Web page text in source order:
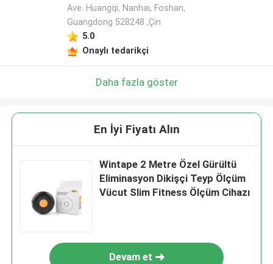
Ave. Huangqi, Nanhai, Foshan,
Guangdong 528248 ,Çin
5.0
Onaylı tedarikçi
Daha fazla göster
En İyi Fiyatı Alın
Wintape 2 Metre Özel Gürültü
Eliminasyon Dikişçi Teyp Ölçüm
Vücut Slim Fitness Ölçüm Cihazı
Devam et